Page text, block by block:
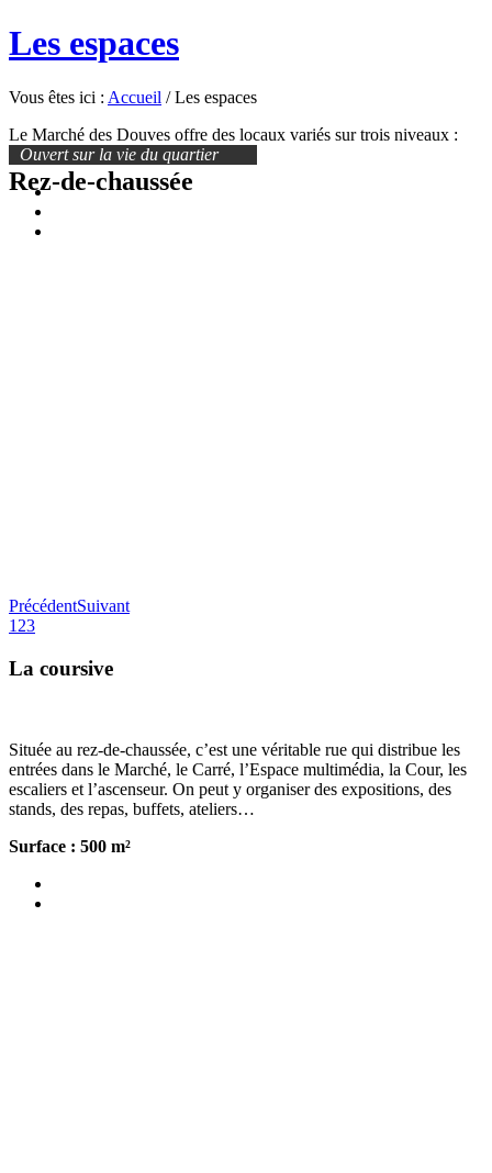
Les espaces
Vous êtes ici : Accueil / Les espaces
Le Marché des Douves offre des locaux variés sur trois niveaux :
Rez-de-chaussée
Ouvert sur la vie du quartier
PrécédentSuivant
1 23
La coursive
Située au rez-de-chaussée, c’est une véritable rue qui distribue les
entrées dans le Marché, le Carré, l’Espace multimédia, la Cour, les
escaliers et l’ascenseur. On peut y organiser des expositions, des
stands, des repas, buffets, ateliers…
Surface : 500 m²